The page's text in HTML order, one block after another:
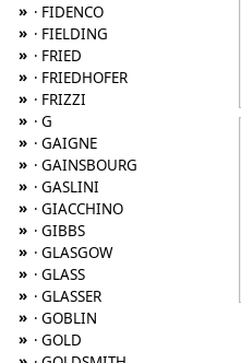
» · FIDENCO
» · FIELDING
» · FRIED
» · FRIEDHOFER
» · FRIZZI
» · G
» · GAIGNE
» · GAINSBOURG
» · GASLINI
» · GIACCHINO
» · GIBBS
» · GLASGOW
» · GLASS
» · GLASSER
» · GOBLIN
» · GOLD